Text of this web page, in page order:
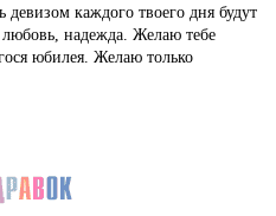
девизом каждого твоего дня будут
любовь, надежда. Желаю тебе
юбилея. Желаю только